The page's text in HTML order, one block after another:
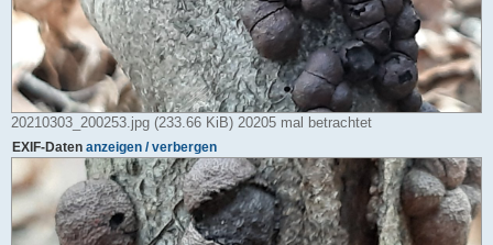
20210303_200253.jpg (233.66 KiB) 20205 mal betrachtet
EXIF-Daten anzeigen / verbergen